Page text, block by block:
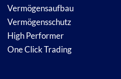
Vermögensaufbau
Vermögensschutz
High Performer
One Click Trading